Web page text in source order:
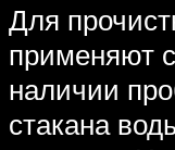
Для
применяют
наличии
стакана